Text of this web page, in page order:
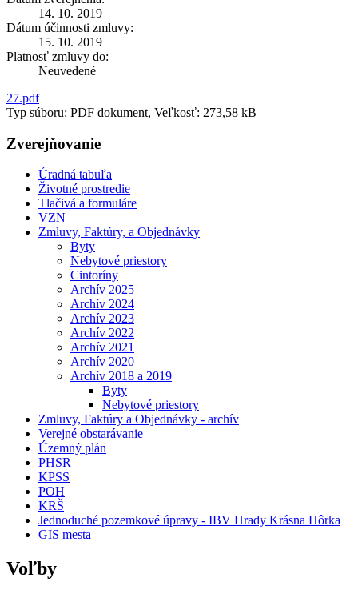
14. 10. 2019
Dátum účinnosti zmluvy:
15. 10. 2019
Platnosť zmluvy do:
Neuvedené
27.pdf
Typ súboru: PDF dokument, Veľkosť: 273,58 kB
Zverejňovanie
Úradná tabuľa
Životné prostredie
Tlačivá a formuláre
VZN
Zmluvy, Faktúry, a Objednávky
Byty
Nebytové priestory
Cintoríny
Archív 2025
Archív 2024
Archív 2023
Archív 2022
Archív 2021
Archív 2020
Archív 2018 a 2019
Byty
Nebytové priestory
Zmluvy, Faktúry a Objednávky - archív
Verejné obstarávanie
Územný plán
PHSR
KPSS
POH
KRŠ
Jednoduché pozemkové úpravy - IBV Hrady Krásna Hôrka
GIS mesta
Voľby